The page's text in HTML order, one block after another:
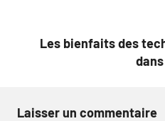
Les bienfaits des
Laisser un commentaire